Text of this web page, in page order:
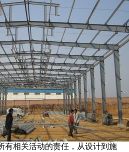
有相关活动的责任，从设计到施